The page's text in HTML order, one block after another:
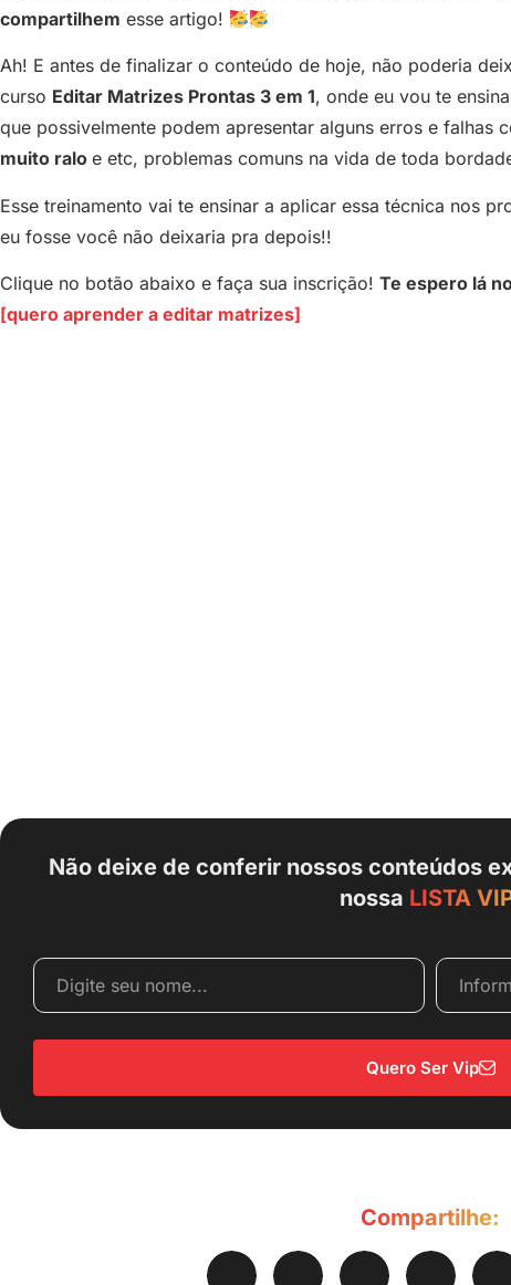
compartilhem esse artigo!
Ah! E antes de finalizar o conteúdo de hoje, não poderia
curso Editar Matrizes Prontas 3 em 1, onde eu vou te
que possivelmente podem apresentar alguns erros e falhas
muito ralo e etc, problemas comuns na vida de toda
Esse treinamento vai te ensinar a aplicar essa técnica nos
eu fosse você não deixaria pra depois!!
Clique no botão abaixo e faça sua inscrição! Te espero lá
[quero aprender a editar matrizes]
Não deixe de conferir nossos conteúdos
nossa LISTA
Quero Ser Vip
Compartilhe: